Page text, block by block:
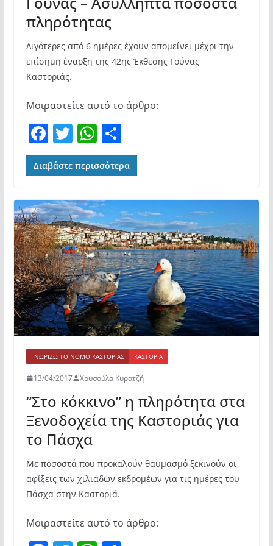
πληρότητας
Λιγότερες από 6 ημέρες έχουν απομείνει μέχρι την
επίσημη έναρξη της 42ης Έκθεσης Γούνας
Καστοριάς.
Μοιραστείτε αυτό το άρθρο:
F
a
c
b
o
o
k
T
w
itt
W
h
at
A
p
p
Μ
οι
ρ
σ
τε
ίτ
ε
Διαβάστε περισσότερα
ΓΝΩΡΊΖΩ ΤΟ ΝΟΜΌ ΚΑΣΤΟΡΙΆΣ ΚΑΣΤΟΡΙΆ
13/04/2017 Χρυσούλα Κυρατζή
“Στο κόκκινο” η πληρότητα στα
Ξενοδοχεία της Καστοριάς για
το Πάσχα
Με ποσοστά που προκαλούν θαυμασμό ξεκινούν οι
αφίξεις των χιλιάδων εκδρομέων για τις ημέρες του
Πάσχα στην Καστοριά.
Μοιραστείτε αυτό το άρθρο: